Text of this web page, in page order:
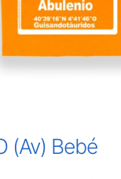
(Av) Bebé